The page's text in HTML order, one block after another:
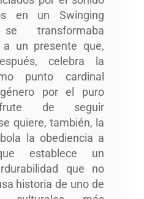
en un Swinging
transformaba
a un presente que,
celebra la
punto cardinal
por el puro
de seguir
quiere, también, la
la obediencia a
establece un
que no
historia de uno de